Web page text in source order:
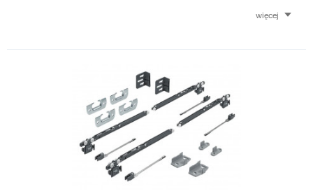
więcej